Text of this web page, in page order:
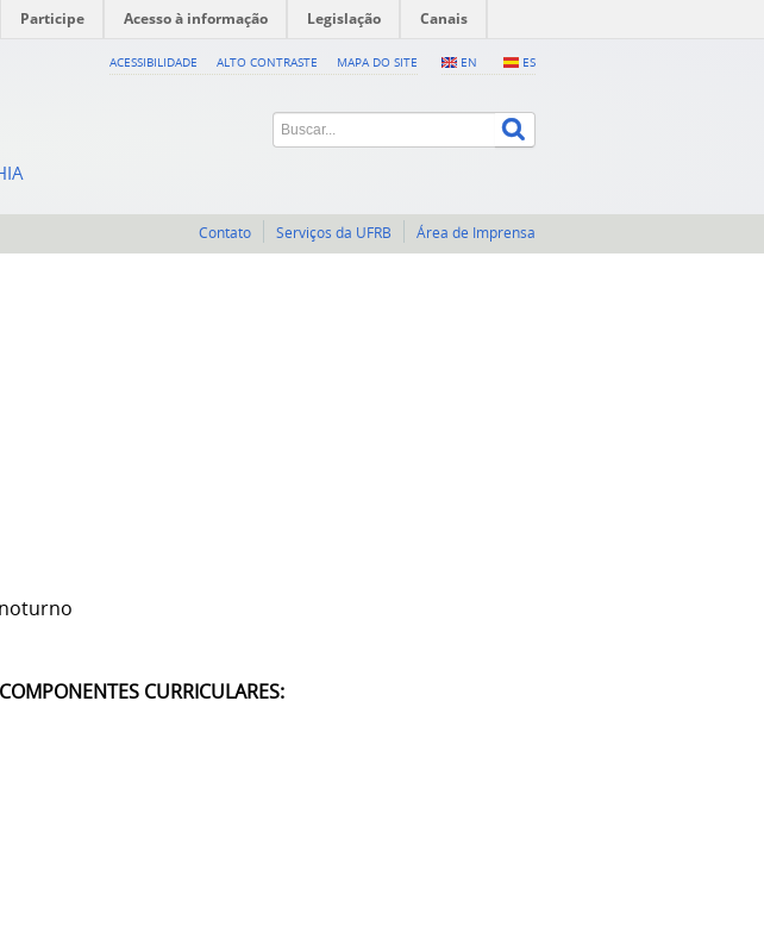
Participe Acesso à informação Legislação Canais
EN ES
ACESSIBILIDADE ALTO CONTRASTE MAPA DO SITE
Contato Serviços da UFRB Área de Imprensa
CURRICULARES: